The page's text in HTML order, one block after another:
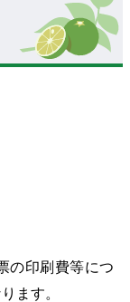
の印刷費等につ
ます。